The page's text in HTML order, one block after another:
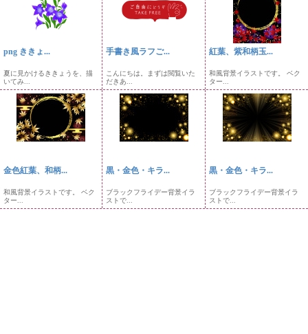
png ききょ...
夏に見かけるききょうを、描
いてみ...
手書き風ラフご...
こんにちは。まずは閲覧いた
だきあ...
紅葉、紫和柄玉...
和風背景イラストです。 ベク
ター...
金色紅葉、和柄...
和風背景イラストです。 ベク
ター...
黒・金色・キラ...
ブラックフライデー背景イラ
ストで...
黒・金色・キラ...
ブラックフライデー背景イラ
ストで...